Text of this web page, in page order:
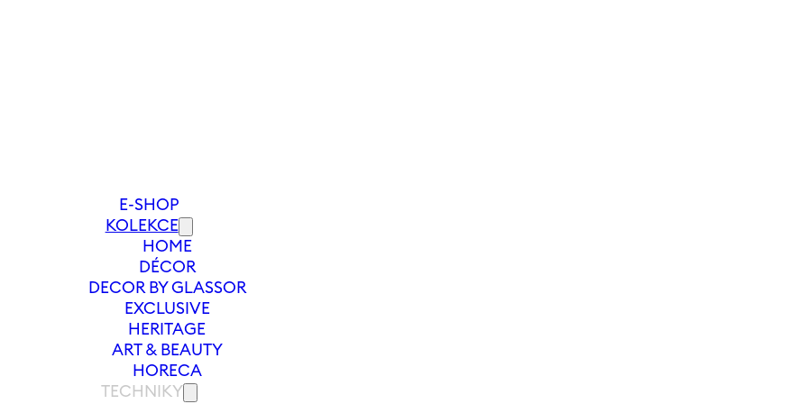
E-SHOP
KOLEKCE
HOME
DÉCOR
DECOR BY GLASSOR
EXCLUSIVE
HERITAGE
ART & BEAUTY
HORECA
TECHNIKY
i péči o naše sklo.